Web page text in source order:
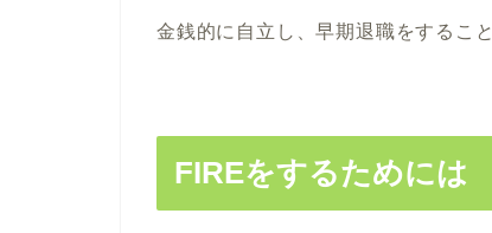
金銭的に自立し、早期退職をすること
FIREをするためには